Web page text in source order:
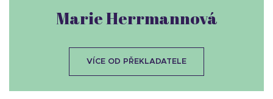
Marie Herrmannová
VÍCE OD PŘEKLADATELE